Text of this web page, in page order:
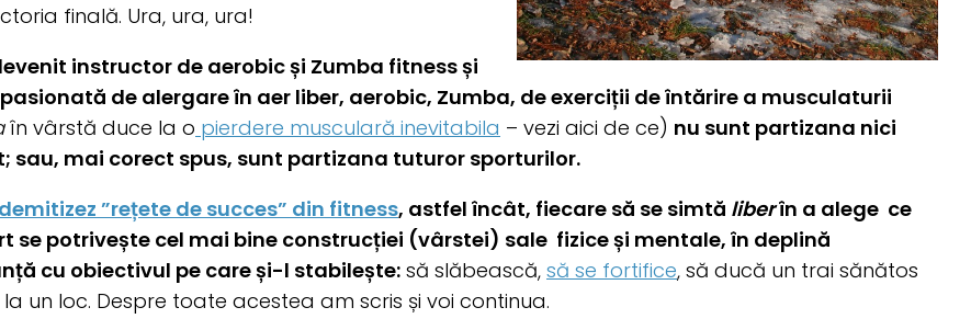
finală. Ura, ura, ura!
instructor de aerobic și Zumba fitness și
de alergare în aer liber, aerobic, Zumba, de exerciții de întărire a musculaturii
în vârstă duce la o pierdere musculară inevitabila – vezi aici de ce) nu sunt partizana nici
sau, mai corect spus, sunt partizana tuturor sporturilor.
demitizez ”rețete de succes” din fitness, astfel încât, fiecare să se simtă liberîn a alege ce
se potrivește cel mai bine construcției (vârstei) sale fizice și mentale, în deplină
cu obiectivul pe care și-l stabilește: să slăbească, să se fortifice, să ducă un trai sănătos
un loc. Despre toate acestea am scris și voi continua.